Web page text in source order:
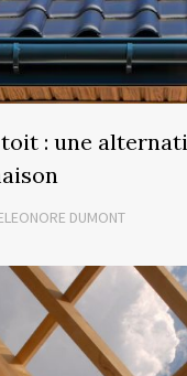
: une
DUMONT